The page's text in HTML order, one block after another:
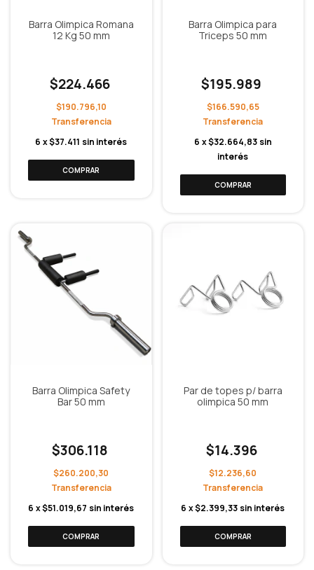
Barra Olimpica Romana
12 Kg 50 mm
$224.466
$190.796,10
6 x$37.411 sin interés
Barra Olimpica para
Triceps 50 mm
$195.989
$166.590,65
6 x$32.664,83 sin
interés
Barra Olimpica Safety
Bar 50 mm
$306.118
$260.200,30
6 x$51.019,67 sin interés
Par de topes p/ barra
olimpica 50 mm
$14.396
$12.236,60
6 x$2.399,33 sin interés